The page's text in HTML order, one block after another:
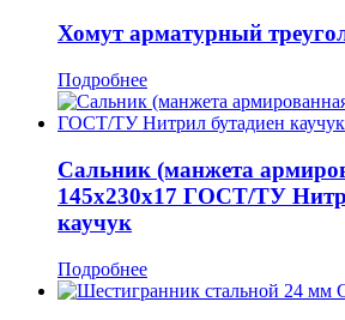
Хомут арматурный
Подробнее
Сальник (манжета
145x230x17 ГОСТ/ТУ
каучук
Подробнее